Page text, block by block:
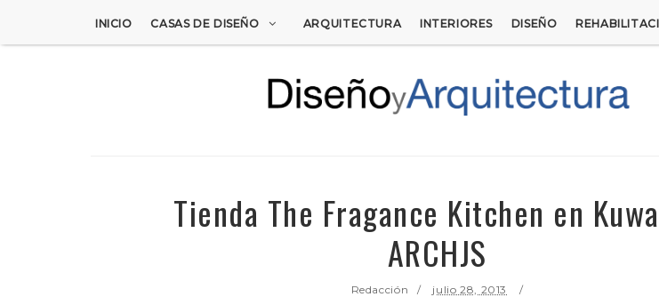
INICIO CASAS DE DISEÑO ARQUITECTURA INTERIORES DISEÑO
Tienda The Fragance Kitchen en
ARCHJS
Redacción julio 28, 2013